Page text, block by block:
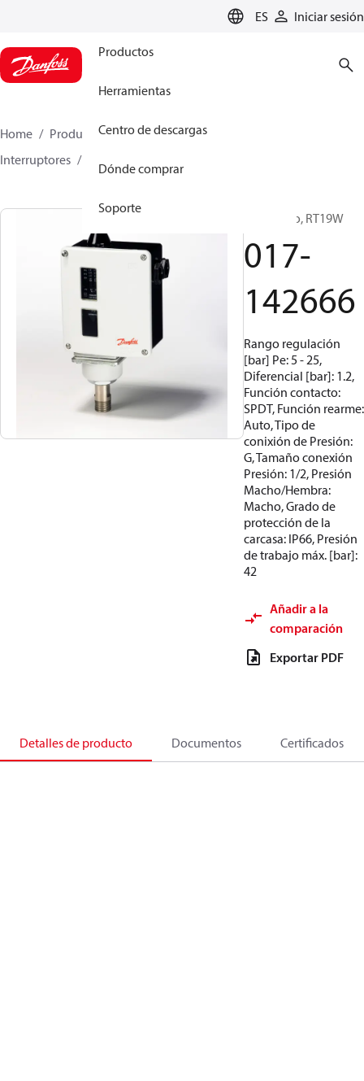
ES Iniciar sesión
Productos
Herramientas
Centro de descargas
Dónde comprar
Soporte
Home Productos
Climate Solutions for cooling
Interruptores
Presostato, RT19W
017-
142666
Rango regulación
[bar] Pe: 5 - 25,
Diferencial [bar]: 1.2,
Función contacto:
SPDT, Función rearme:
Auto, Tipo de
conixión de Presión:
G, Tamaño conexión
Presión: 1/2, Presión
Macho/Hembra:
Macho, Grado de
protección de la
carcasa: IP66, Presión
de trabajo máx. [bar]:
42
Añadir a la
comparación
Exportar PDF
Detalles de producto Documentos Certificados